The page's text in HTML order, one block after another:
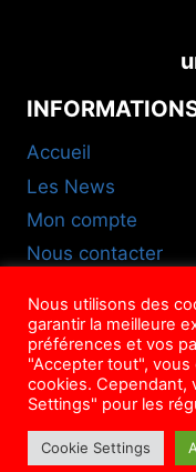
Accueil
Les News
Mon compte
Nous contacter
CGU
©
Nous utilisons des
garantir la meilleure
préférences et vos
"Accepter tout",
cookies. Cependant,
Settings" pour les
Cookie Settings